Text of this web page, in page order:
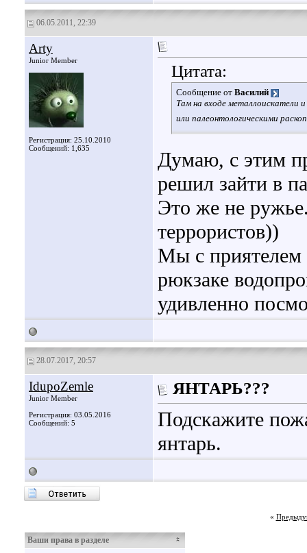
06.05.2011, 22:39
Arty
Junior Member
Регистрация: 25.10.2010
Сообщений: 1,635
Цитата:
Сообщение от Василий
Там на входе металлоискатели
или палеонтологическими
Думаю, с этим
решил зайти в
Это же не
террористов))
Мы с приятелем
рюкзаке
удивленно
28.07.2017, 20:57
IdupoZemle
Junior Member
Регистрация: 03.05.2016
Сообщений: 5
ЯНТАРЬ???
Подскажите
янтарь.
«
Ваши права в разделе